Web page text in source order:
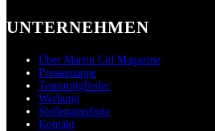
UNTERNEHMEN
Über Martin Cid Magazine
Pressemappe
Teammitglieder
Werbung
Stellenangebote
Kontakt